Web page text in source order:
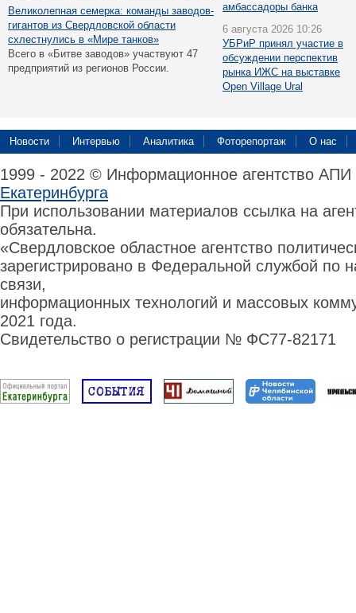
Великолепная семерка: команды заводов-
гигантов из Свердловской области
схлестнулись в «Мире танков»
Всего в «Битве заводов» участвуют 47
предприятий из регионов России.
амбассадоры банка
6 августа 2026 10:26
УБРиР принял участие в
обсуждении перспектив
рынка ИЖС на выставке
Open Village Ural
Новости Интервью Аналитика Фоторепортаж О нас
1999 - 2022 © Информационное агентство
Екатеринбурга
При использовании материалов ссылка на
обязательна.
«Свердловское областное агентство
зарегистрировано в Федеральной службой по
связи,
информационных технологий и массовых
2021 года.
Свидетельство о регистрации № ФС77-82171